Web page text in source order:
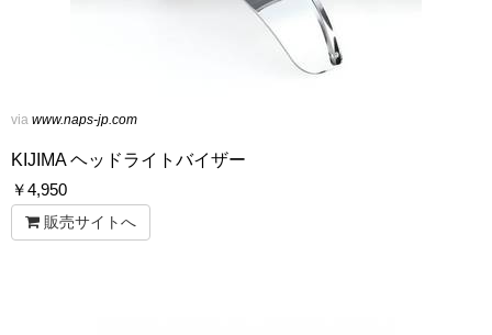
via www.naps-jp.com
KIJIMA ヘッドライトバイザー
￥4,950
販売サイトへ